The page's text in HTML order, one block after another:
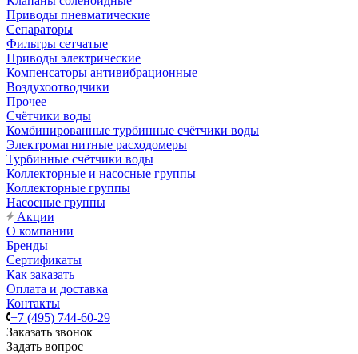
Приводы пневматические
Сепараторы
Фильтры сетчатые
Приводы электрические
Компенсаторы антивибрационные
Воздухоотводчики
Прочее
Счётчики воды
Комбинированные турбинные счётчики воды
Электромагнитные расходомеры
Турбинные счётчики воды
Коллекторные и насосные группы
Коллекторные группы
Насосные группы
Акции
О компании
Бренды
Сертификаты
Как заказать
Оплата и доставка
Контакты
+7 (495) 744-60-29
Заказать звонок
Задать вопрос